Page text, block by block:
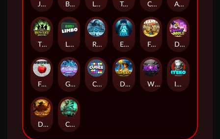
Joker Bombs BOUNCY BOMBS Le Viking Tasty Treats Cash Quest Alpha Eagle
The Bowery Boys Limbo Rise of Ymir Evil Eyes Frank's Farm DONNY DOUGH
Frutz Gronk's Gems Cubes Dawn of Kings Wings of Horus ITERO
Duel at Dawn Cursed Crypt